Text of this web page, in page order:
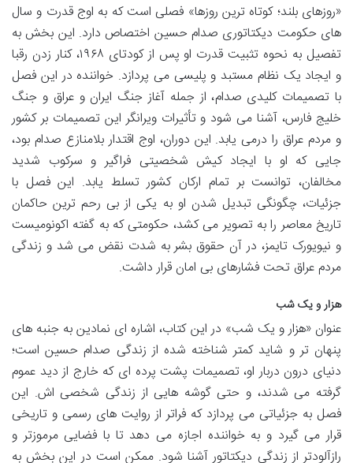
«روزهای بلند؛ کوتاه ترین روزها» فصلی است که به اوج قدرت و سال
های حکومت دیکتاتوری صدام حسین اختصاص دارد. این بخش به
تفصیل به نحوه تثبیت قدرت او پس از کودتای ۱۹۶۸، کنار زدن رقبا
و ایجاد یک نظام مستبد و پلیسی می پردازد. خواننده در این فصل
با تصمیمات کلیدی صدام، از جمله آغاز جنگ ایران و عراق و جنگ
خلیج فارس، آشنا می شود و تأثیرات ویرانگر این تصمیمات بر کشور
و مردم عراق را درمی یابد. این دوران، اوج اقتدار بلامنازع صدام بود،
جایی که او با ایجاد کیش شخصیتی فراگیر و سرکوب شدید
مخالفان، توانست بر تمام ارکان کشور تسلط یابد. این فصل با
جزئیات، چگونگی تبدیل شدن او به یکی از بی رحم ترین حاکمان
تاریخ معاصر را به تصویر می کشد، حکومتی که به گفته اکونومیست
و نیویورک تایمز، در آن حقوق بشر به شدت نقض می شد و زندگی
مردم عراق تحت فشارهای بی امان قرار داشت.
هزار و یک شب
عنوان «هزار و یک شب» در این کتاب، اشاره ای نمادین به جنبه های
پنهان تر و شاید کمتر شناخته شده از زندگی صدام حسین است؛
دنیای درون دربار او، تصمیمات پشت پرده ای که خارج از دید عموم
گرفته می شدند، و حتی گوشه هایی از زندگی شخصی اش. این
فصل به جزئیاتی می پردازد که فراتر از روایت های رسمی و تاریخی
قرار می گیرد و به خواننده اجازه می دهد تا با فضایی مرموزتر و
رازآلودتر از زندگی دیکتاتور آشنا شود. ممکن است در این بخش به